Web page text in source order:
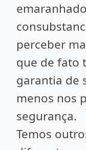
perceber
que de fato
garantia de
menos nos
segurança.
Temos